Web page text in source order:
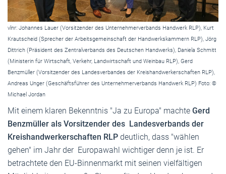
vlnr: Johannes Lauer (Vorsitzender des Unternehmerverbands Handwerk RLP), Kurt
Krautscheid (Sprecher der Arbeitsgemeinschaft der Handwerkskammern RLP), Jörg
Dittrich (Präsident des Zentralverbands des Deutschen Handwerks), Daniela Schmitt
(Ministerin für Wirtschaft, Verkehr, Landwirtschaft und Weinbau RLP), Gerd
Benzmüller (Vorsitzender des Landesverbandes der Kreishandwerkerschaften RLP),
Andreas Unger (Geschäftsführer des Unternehmerverbands Handwerk RLP) Foto: ©
Michael Jordan
Mit einem klaren Bekenntnis "Ja zu Europa" machte Gerd
Benzmüller als Vorsitzender des Landesverbands der
Kreishandwerkerschaften RLP deutlich, dass "wählen
gehen" im Jahr der Europawahl wichtiger denn je ist. Er
betrachtete den EU-Binnenmarkt mit seinen vielfältigen